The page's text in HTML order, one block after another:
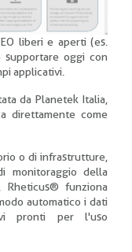
liberi e aperti (es.
supportare oggi con
applicativi.
da Planetek Italia,
direttamente come
o di infrastrutture,
monitoraggio della
Rheticus® funziona
automatico i dati
pronti per l'uso